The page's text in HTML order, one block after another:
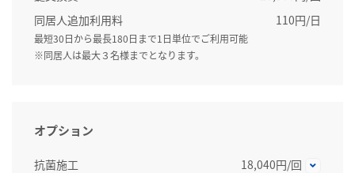
同居人追加利用料
110円/日
最短30日から最長180日まで1日単位でご利用可能
※同居人は最大３名様までとなります。
オプション
抗菌施工
18,040円/回